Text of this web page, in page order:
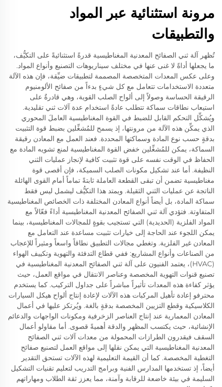
مرونة استثنائية عبر المواد
والتطبيقات
تُظهر آلة ثني الصفائح المعدنية المغناطيسية قدرةً استثنائيةً على التكيُّف،
ما يجعلها أداةً لا غنى عنها في مختلف سيناريوهات التصنيع وأنواع المواد.
وعلى عكس المعدات المتخصصة المصممة لتطبيقات ضيِّقة، فإن هذه الآلة
متعددة الاستخدامات تتعامل مع كل شيءٍ بدءاً من صفائح الألومنيوم
الرقيقة الحساسة وصولاً إلى ألواح الصلب القوية، وهي قادرةٌ على
استيعاب نطاقات سماكة تتطلب عادةً استخدام عدة آلات ثني تقليدية.
ويُشكِّل التحكم القابل للضبط في القوة المغناطيسية العاملَ المحوري
الذي يمكِّن هذه الآلة من مرونتها، إذ يسمح للمُشغِّلين بضبط قوة التثبيت
بدقةٍ حسب نوع المادة وسماكتها المحددة. فعند العمل مع المعادن رقيقة
السماكة، يمكن للمُشغِّلين خفض القوة المغناطيسية لمنع تشويه المادة مع
الحفاظ في الوقت نفسه على قوة تثبيت كافية لإنجاز عمليات الثني
النظيفة. أما عند تشكيل مكونات الصلب السميكة، فإن أقصى قوة
مغناطيسية تضمن أن تبقى القطعة العاملة ثابتةً تماماً أمام القوى الهائلة
الناتجة عن عمليات الثني الثقيلة. ويمتد هذا التكيُّف ليشمل ليس فقط
سماكة المادة، بل أيضاً أنواع المعادن المختلفة ذات الخصائص المغناطيسية
المتفاوتة. فتؤدي آلة ثني الصفائح المعدنية المغناطيسية أداءً فعّالاً مع
المواد الفلزية (الحديدية) التي تستجيب بقوةٍ للمجالات المغناطيسية، بينما
يمكن اللجوء عند الحاجة إلى خيارات تثبيت مساعدة عند التعامل مع
المعادن غير الفلزية. وتغطي مجالات التطبيق نطاقاً واسعاً ومثيراً للإعجاب
من الصناعات وأنواع المشاريع: ففي قطاع التدفئة والتهوية وتكييف الهواء
(HVAC)، يعتمد الفنيون على آلة ثني الصفائح المعدنية المغناطيسية في
تصنيع قنوات التهوية المخصصة وعناصر الانتقال في مواقع العمل، حيث
يؤثر كفاءة هذه المعدات تأثيراً مباشراً على جداول التركيب. كما يستخدم
محترفو إعادة تأهيل المركبات هذه الآلات لإعادة إنتاج ألواح هيكل السيارات
الكلاسيكية وقطع التزيين المخصصة بدقةٍ بالغة. ويُرتكز عليها في أعمال
المعادن المعمارية عند إنتاج العناصر الزخرفية ومكونات الواجهات والدعائم
الإنشائية، حيث يكتسب المظهر والدقة أهميةً قصوى. أما مقاولو أعمال
السقف فيقدرون الطرازات المحمولة من معدات آلات ثني الصفائح
المعدنية المغناطيسية التي يمكن نقلها إلى مواقع العمل لتصنيع صفائح
التغطية المخصصة. كما أن القيمة التعليمية لهذه الآلات تستحق التقدير
أيضاً، إذ تستخدمها المدارس الفنية وبرامج التدريب لتعليم تقنيات التشكيل
السليمة في بيئة خاضعة للرقابة وآمنة، مما يعزز ثقة الطلاب ومهاراتهم